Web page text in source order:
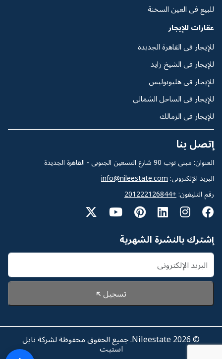
للبيع فى العين السخنة
عقارات للإيجار
للإيجار فى القاهرة الجديدة
للإيجار فى الشيخ زايد
للإيجار فى هليوبوليس
للإيجار فى الساحل الشمالي
للإيجار فى الزمالك
إتصل بنا
العنوان: مبنى توب 90 شارع التسعين الجنوبى - القاهرة الجديدة
البريد الإلكترونى: info@nileestate.com
رقم التليفون: +201222126844
إشترك بالنشرة الشهرية
تسجيل
© 2026 Nileestate. جميع الحقوق محفوظة لشركة نايل
استيت